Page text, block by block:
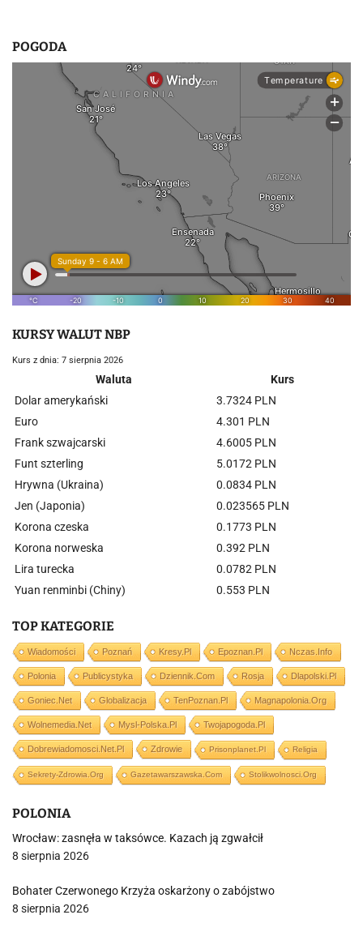
POGODA
KURSY WALUT NBP
Kurs z dnia: 7 sierpnia 2026
Waluta
Kurs
Dolar amerykański
3.7324 PLN
Euro
4.301 PLN
Frank szwajcarski
4.6005 PLN
Funt szterling
5.0172 PLN
Hrywna (Ukraina)
0.0834 PLN
Jen (Japonia)
0.023565 PLN
Korona czeska
0.1773 PLN
Korona norweska
0.392 PLN
Lira turecka
0.0782 PLN
Yuan renminbi (Chiny)
0.553 PLN
TOP KATEGORIE
Wiadomości Poznań Kresy.pl Epoznan.pl Nczas.info
Polonia Publicystyka Dziennik.com Rosja Dlapolski.pl
Goniec.net Globalizacja TenPoznan.pl Magnapolonia.org
Wolnemedia.net Mysl-Polska.pl Twojapogoda.pl
Dobrewiadomosci.net.pl Zdrowie Prisonplanet.pl Religia
Sekrety-Zdrowia.org Gazetawarszawska.com Stolikwolnosci.org
POLONIA
Wrocław: zasnęła w taksówce. Kazach ją zgwałcił
8 sierpnia 2026
Bohater Czerwonego Krzyża oskarżony o zabójstwo
8 sierpnia 2026